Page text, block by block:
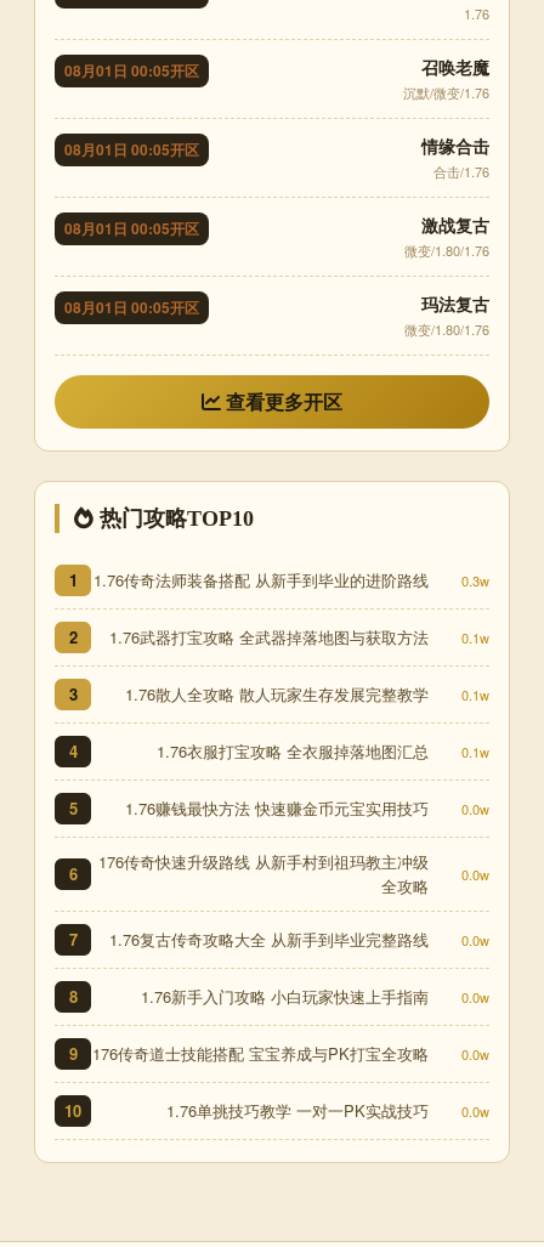
1.76
08月01日 00:05开区 召唤老魔
沉默/微变/1.76
08月01日 00:05开区 情缘合击
合击/1.76
08月01日 00:05开区 激战复古
微变/1.80/1.76
08月01日 00:05开区 玛法复古
微变/1.80/1.76
查看更多开区
热门攻略TOP10
1 1.76传奇法师装备搭配 从新手到毕业的进阶路线 0.3w
2 1.76武器打宝攻略 全武器掉落地图与获取方法 0.1w
3 1.76散人全攻略 散人玩家生存发展完整教学 0.1w
4 1.76衣服打宝攻略 全衣服掉落地图汇总 0.1w
5 1.76赚钱最快方法 快速赚金币元宝实用技巧 0.0w
6
176传奇快速升级路线 从新手村到祖玛教主冲级
全攻略
0.0w
7 1.76复古传奇攻略大全 从新手到毕业完整路线 0.0w
8 1.76新手入门攻略 小白玩家快速上手指南 0.0w
9 176传奇道士技能搭配 宝宝养成与PK打宝全攻略 0.0w
10 1.76单挑技巧教学 一对一PK实战技巧 0.0w